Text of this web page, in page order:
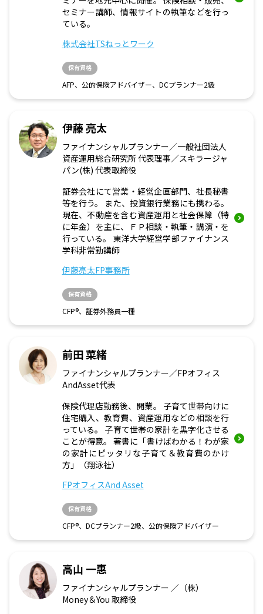
セミナー講師、情報サイトの執筆などを行っ
ている。
株式会社TSねっとワーク
保有資格
AFP、公的保険アドバイザー、DCプランナー2級
伊藤 亮太
ファイナンシャルプランナー／一般社団法人
資産運用総合研究所 代表理事／スキラージャ
パン(株) 代表取締役
証券会社にて営業・経営企画部門、社長秘書
等を行う。 また、投資銀行業務にも携わる。
現在、不動産を含む資産運用と社会保障（特
に年金）を主に、ＦＰ相談・執筆・講演・を
行っている。 東洋大学経営学部ファイナンス
学科非常勤講師
伊藤亮太FP事務所
保有資格
CFP®、証券外務員一種
前田 菜緒
ファイナンシャルプランナー／FPオフィス
AndAsset代表
保険代理店勤務後、開業。 子育て世帯向けに
住宅購入、教育費、資産運用などの相談を行
っている。 子育て世帯の家計を黒字化させる
ことが得意。 著書に「書けばわかる！わが家
の家計にピッタリな子育て＆教育費のかけ
方」（翔泳社）
FPオフィスAnd Asset
保有資格
CFP®、DCプランナー2級、公的保険アドバイザー
高山 一惠
ファイナンシャルプランナー ／（株）
Money＆You 取締役